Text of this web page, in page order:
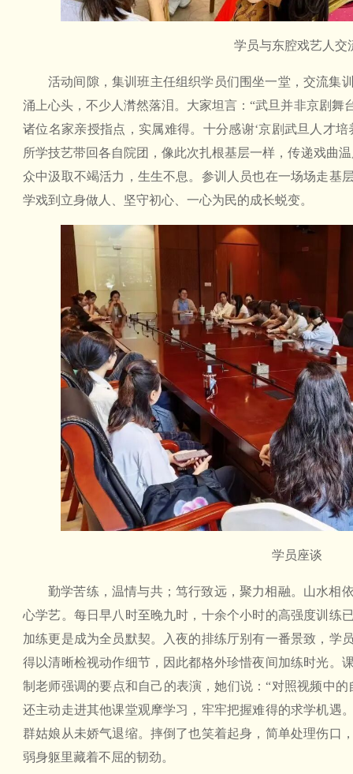
学员与东腔戏艺人交
活动间隙，集训班主任组织学员们围坐一堂，交流集
涌上心头，不少人潸然落泪。大家坦言：“武旦并非京剧舞
诸位名家亲授指点，实属难得。十分感谢‘京剧武旦人才
所学技艺带回各自院团，像此次扎根基层一样，传递戏曲
众中汲取不竭活力，生生不息。参训人员也在一场场走基
学戏到立身做人、坚守初心、一心为民的成长蜕变。
学员座谈
勤学苦练，温情与共；笃行致远，聚力相融。山水相
心学艺。每日早八时至晚九时，十余个小时的高强度训练
加练更是成为全员默契。入夜的排练厅别有一番景致，学
得以清晰检视动作细节，因此都格外珍惜夜间加练时光。
制老师强调的要点和自己的表演，她们说：“对照视频中
还主动走进其他课堂观摩学习，牢牢把握难得的求学机遇
群姑娘从未娇气退缩。摔倒了也笑着起身，简单处理伤口
弱身躯里藏着不屈的韧劲。